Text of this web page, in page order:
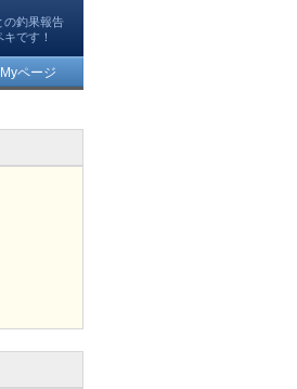
の釣果報告
です！
Myページ